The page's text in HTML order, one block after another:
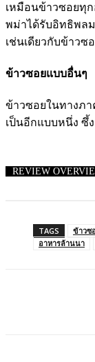
เหมือนข้าวซอยทุ
พม่าได้รับอิทธิพล
เช่นเดียวกับข้าวซ
ข้าวซอยแบบอื่นๆ
ข้าวซอยในทางภา
เป็นอีกแบบหนึ่ง ซึ้
REVIEW
TAGS ข้าวซ
อาหารล้านนา